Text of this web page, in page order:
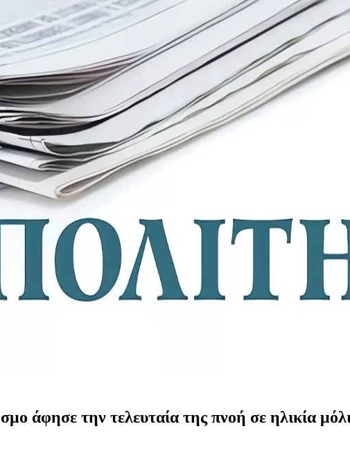
άφησε την τελευταία της πνοή σε ηλικία